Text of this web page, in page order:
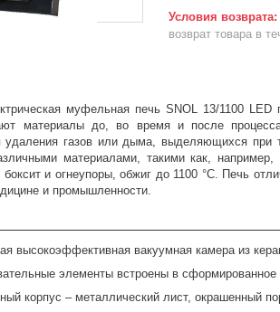
возврат товара в
муфельная печь SNOL 13/1100
материалы до, во время и после
газов или дыма, выделяющихся при
материалами, такими как,
и огнеупоры, обжиг до 1100 °C. Печь
и промышленности.
высокоэффективная вакуумная камера из
элементы встроены в
корпус – металлический лист, окрашенный